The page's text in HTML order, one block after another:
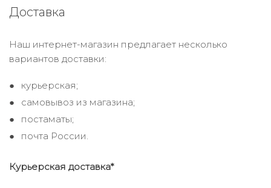
Доставка
Наш интернет-магазин предлагает несколько
вариантов доставки:
курьерская;
самовывоз из магазина;
постаматы;
почта России.
Курьерская доставка*